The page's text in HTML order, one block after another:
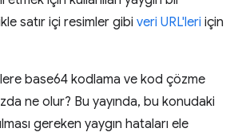
satır içi resimler gibi veri URL'leri için
base64 kodlama ve kod çözme
ne olur? Bu yayında, bu konudaki
gereken yaygın hataları ele